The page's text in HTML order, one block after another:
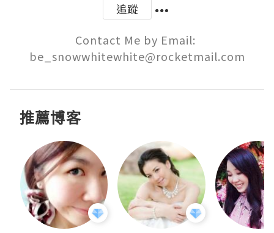
追蹤
Contact Me by Email:
be_snowwhitewhite@rocketmail.com
推薦博客